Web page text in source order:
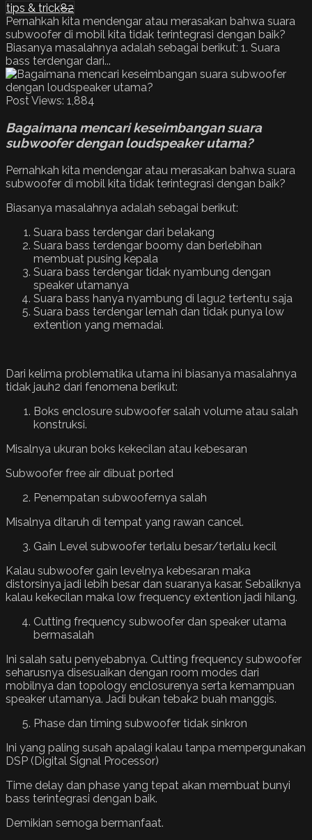
tips & trick82
Pernahkah kita mendengar atau merasakan bahwa suara
subwoofer di mobil kita tidak terintegrasi dengan baik?
Biasanya masalahnya adalah sebagai berikut: 1. Suara
bass terdengar dari...
Post Views: 1,884
Bagaimana mencari keseimbangan suara
subwoofer dengan loudspeaker utama?
Pernahkah kita mendengar atau merasakan bahwa suara
subwoofer di mobil kita tidak terintegrasi dengan baik?
Biasanya masalahnya adalah sebagai berikut:
Suara bass terdengar dari belakang
Suara bass terdengar boomy dan berlebihan
membuat pusing kepala
Suara bass terdengar tidak nyambung dengan
speaker utamanya
Suara bass hanya nyambung di lagu2 tertentu saja
Suara bass terdengar lemah dan tidak punya low
extention yang memadai.
Dari kelima problematika utama ini biasanya masalahnya
tidak jauh2 dari fenomena berikut:
Boks enclosure subwoofer salah volume atau salah
konstruksi.
Misalnya ukuran boks kekecilan atau kebesaran
Subwoofer free air dibuat ported
Penempatan subwoofernya salah
Misalnya ditaruh di tempat yang rawan cancel.
Gain Level subwoofer terlalu besar/terlalu kecil
Kalau subwoofer gain levelnya kebesaran maka
distorsinya jadi lebih besar dan suaranya kasar. Sebaliknya
kalau kekecilan maka low frequency extention jadi hilang.
Cutting frequency subwoofer dan speaker utama
bermasalah
Ini salah satu penyebabnya. Cutting frequency subwoofer
seharusnya disesuaikan dengan room modes dari
mobilnya dan topology enclosurenya serta kemampuan
speaker utamanya. Jadi bukan tebak2 buah manggis.
Phase dan timing subwoofer tidak sinkron
Ini yang paling susah apalagi kalau tanpa mempergunakan
DSP (Digital Signal Processor)
Time delay dan phase yang tepat akan membuat bunyi
bass terintegrasi dengan baik.
Demikian semoga bermanfaat.